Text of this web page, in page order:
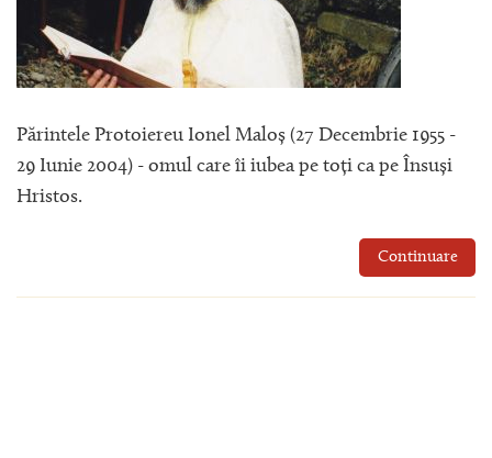
Părintele Protoiereu Ionel Maloș (27 Decembrie 1955 -
29 Iunie 2004) - omul care îi iubea pe toți ca pe Însuși
Hristos.
Continuare